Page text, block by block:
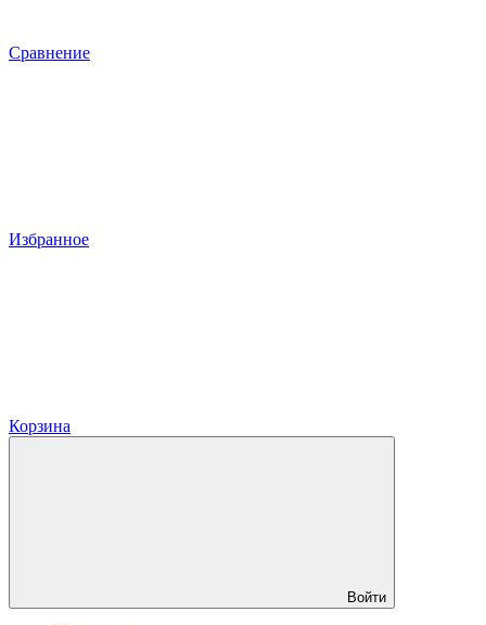
Сравнение
Избранное
Корзина
Войти